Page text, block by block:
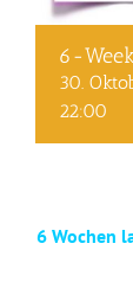
6-
30.
22:00
6 Wochen